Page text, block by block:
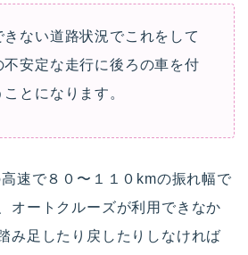
ない道路状況でこれをして
不安定な走行に後ろの車を付
とになります。
速で８０〜１１０kmの振れ幅で
オートクルーズが利用できなか
み足したり戻したりしなければ